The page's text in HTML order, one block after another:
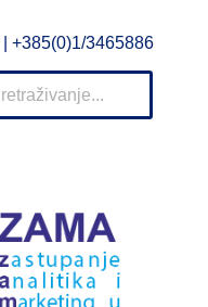
| +385(0)1/3465886